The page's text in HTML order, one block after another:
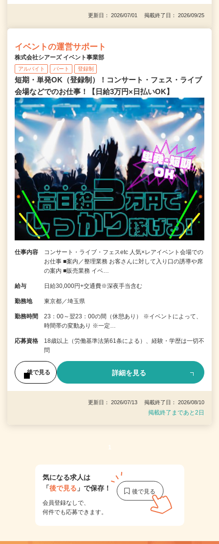
更新日： 2026/07/01 掲載終了日： 2026/09/25
イベントの運営サポート
株式会社シアーズ イベント事業部
アルバイト パート 登録制
短期・単発OK（登録制）！コンサート・フェス・ライブ
会場などでのお仕事！【日給3万円×日払いOK】
仕事内容
コンサート・ライブ・フェスetc 人気×レアイベント会場での
お仕事 ■案内／整理業務 お客さんに対して入り口の誘導や席
の案内 ■販売業務 イベ…
給与 日給30,000円+交通費※深夜手当含む
勤務地 東京都／埼玉県
勤務時間
23：00～翌23：00の間（休憩あり） ※イベントによって、
時間帯の変動あり ※一定…
応募資格
18歳以上（労働基準法第61条による）、経験・学歴は一切不
問
後で見る 詳細を見る
更新日： 2026/07/13 掲載終了日： 2026/08/10
掲載終了まであと2日
1
気になる求人は
「後で見る 」で保存！
会員登録なしで、
何件でも応募できます。